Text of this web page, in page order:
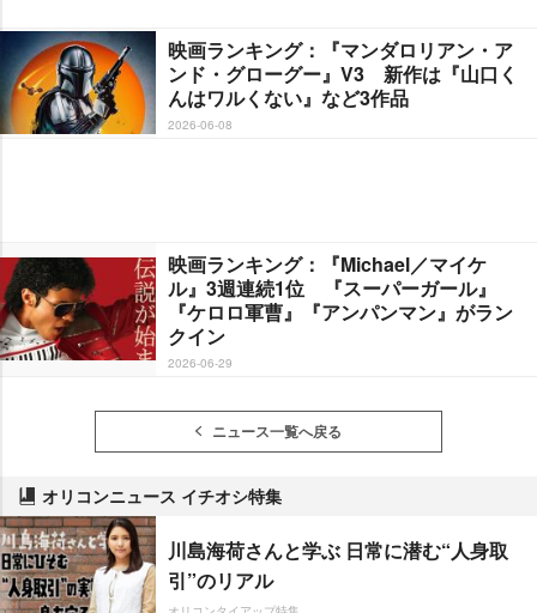
映画ランキング：『マンダロリアン・ア
ンド・グローグー』V3 新作は『山口く
んはワルくない』など3作品
2026-06-08
映画ランキング：『Michael／マイケ
ル』3週連続1位 『スーパーガール』
『ケロロ軍曹』『アンパンマン』がラン
クイン
2026-06-29
ニュース一覧へ戻る
オリコンニュース イチオシ特集
川島海荷さんと学ぶ 日常に潜む“人身取
引”のリアル